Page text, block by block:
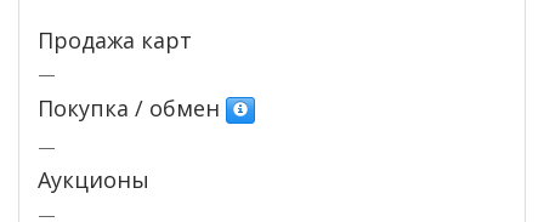
Продажа карт
—
Покупка / обмен
—
Аукционы
—